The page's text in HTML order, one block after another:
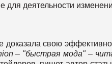
для деятельности
свою
– "быстрая мода" –